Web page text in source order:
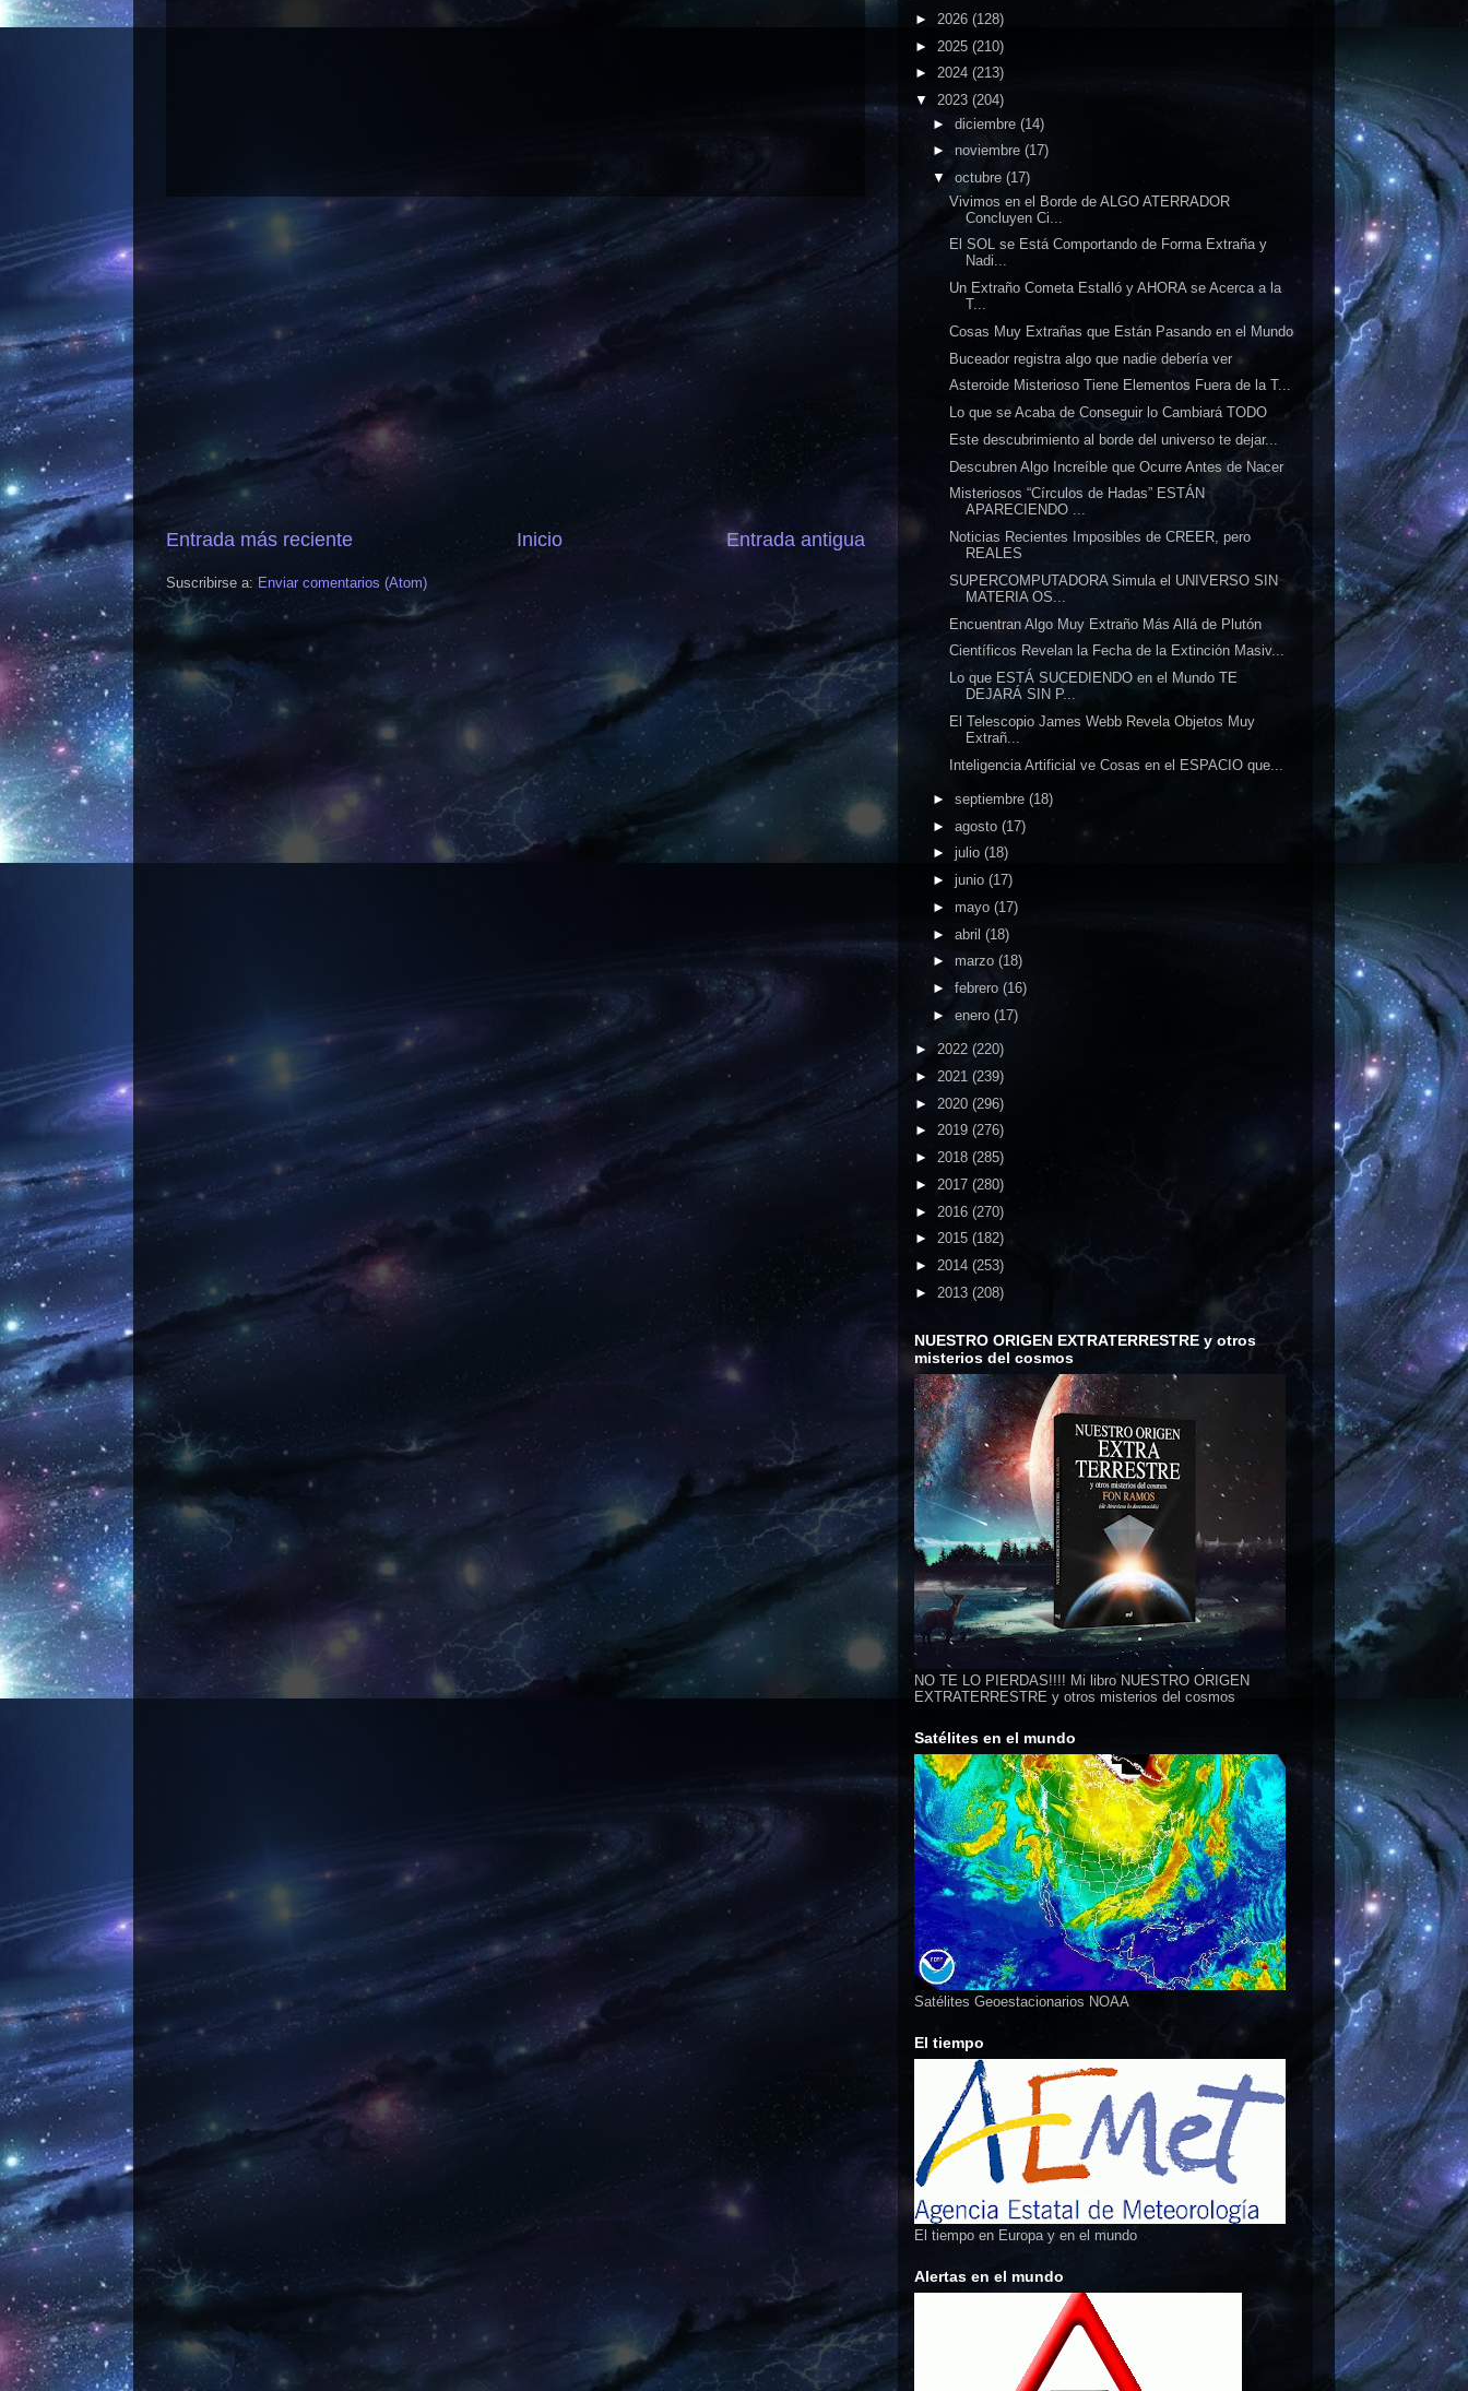
Entrada más reciente Entrada antigua
Inicio
Suscribirse a: Enviar comentarios (Atom)
► 2026 (128)
► 2025 (210)
► 2024 (213)
▼ 2023 (204)
► diciembre (14)
► noviembre (17)
▼ octubre (17)
Vivimos en el Borde de ALGO ATERRADOR
Concluyen Ci...
El SOL se Está Comportando de Forma Extraña y
Nadi...
Un Extraño Cometa Estalló y AHORA se Acerca a la
T...
Cosas Muy Extrañas que Están Pasando en el Mundo
Buceador registra algo que nadie debería ver
Asteroide Misterioso Tiene Elementos Fuera de la T...
Lo que se Acaba de Conseguir lo Cambiará TODO
Este descubrimiento al borde del universo te dejar...
Descubren Algo Increíble que Ocurre Antes de Nacer
Misteriosos “Círculos de Hadas” ESTÁN
APARECIENDO ...
Noticias Recientes Imposibles de CREER, pero
REALES
SUPERCOMPUTADORA Simula el UNIVERSO SIN
MATERIA OS...
Encuentran Algo Muy Extraño Más Allá de Plutón
Científicos Revelan la Fecha de la Extinción Masiv...
Lo que ESTÁ SUCEDIENDO en el Mundo TE
DEJARÁ SIN P...
El Telescopio James Webb Revela Objetos Muy
Extrañ...
Inteligencia Artificial ve Cosas en el ESPACIO que...
► septiembre (18)
► agosto (17)
► julio (18)
► junio (17)
► mayo (17)
► abril (18)
► marzo (18)
► febrero (16)
► enero (17)
► 2022 (220)
► 2021 (239)
► 2020 (296)
► 2019 (276)
► 2018 (285)
► 2017 (280)
► 2016 (270)
► 2015 (182)
► 2014 (253)
► 2013 (208)
NUESTRO ORIGEN EXTRATERRESTRE y otros
misterios del cosmos
NO TE LO PIERDAS!!!! Mi libro NUESTRO ORIGEN
EXTRATERRESTRE y otros misterios del cosmos
Satélites en el mundo
Satélites Geoestacionarios NOAA
El tiempo
El tiempo en Europa y en el mundo
Alertas en el mundo